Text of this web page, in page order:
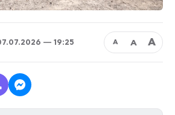
— 19:25 Α Α Α